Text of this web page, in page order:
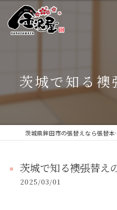
茨城で知る襖
茨城県鉾田
茨城で知る襖張替え
2025/03/01